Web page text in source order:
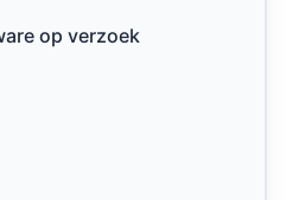
op verzoek